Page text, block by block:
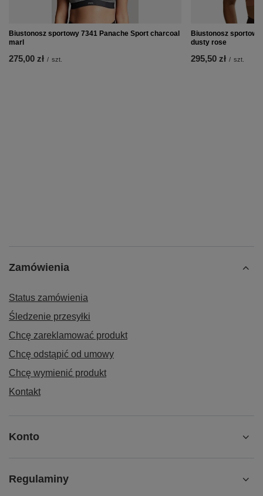
Biustonosz sportowy 7341 Panache Sport charcoal
marl
275,00 zł / szt.
Biustonosz
dusty rose
295,50 zł / szt.
Zamówienia
Status zamówienia
Śledzenie przesyłki
Chcę zareklamować produkt
Chcę odstąpić od umowy
Chcę wymienić produkt
Kontakt
Konto
Regulaminy